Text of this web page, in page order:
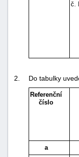
č.
2. Do tabulky
Referenční
číslo
a